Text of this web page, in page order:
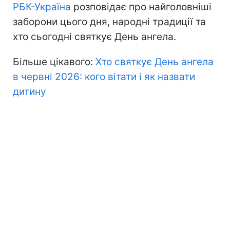
РБК-Україна розповідає про найголовніші
заборони цього дня, народні традиції та
хто сьогодні святкує День ангела.
Більше цікавого: Хто святкує День ангела
в червні 2026: кого вітати і як назвати
дитину